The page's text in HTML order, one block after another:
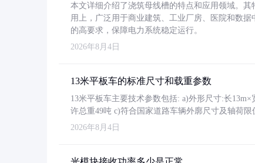
本文详细介绍了浇筑母线槽的特点和应用领域。
用上，广泛用于商业建筑、工业厂房、医院和数
的高要求，保障电力系统稳定运行。
2026年8月4日
13米平板车的标准尺寸和载重参数
13米平板车主要技术参数包括: a)外形尺寸:长
许总重49吨 c)符合国家道路车辆外廓尺寸及轴荷限
2026年8月4日